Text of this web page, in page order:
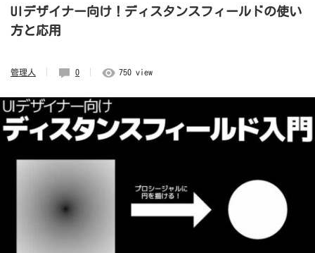
UIデザイナー向け！ディスタンスフィールドの使い
方と応用
管理人 0 750 view